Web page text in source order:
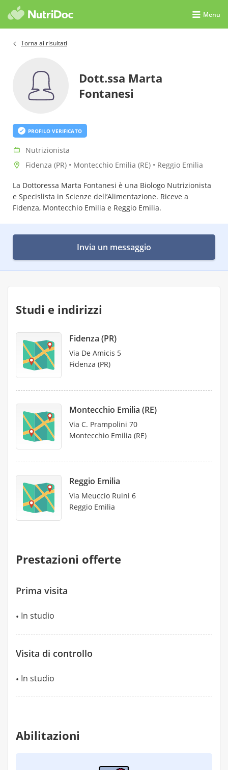
Menu
Torna ai risultati
Dott.ssa Marta
Fontanesi
PROFILO VERIFICATO
Nutrizionista
Fidenza (PR) • Montecchio Emilia (RE) • Reggio Emilia
La Dottoressa Marta Fontanesi è una Biologo Nutrizionista
e Specislista in Scienze dell’Alimentazione. Riceve a
Fidenza, Montecchio Emilia e Reggio Emilia.
Invia un messaggio
Studi e indirizzi
Fidenza (PR)
Via De Amicis 5
Fidenza (PR)
Montecchio Emilia (RE)
Via C. Prampolini 70
Montecchio Emilia (RE)
Reggio Emilia
Via Meuccio Ruini 6
Reggio Emilia
Prestazioni offerte
Prima visita
In studio
Visita di controllo
In studio
Abilitazioni